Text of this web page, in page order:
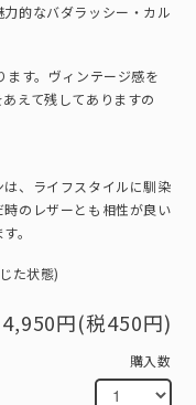
的なバダラッシー・カル
す。ヴィンテージ感を
えて残してありますの
、ライフスタイルに馴染
のレザーとも相性が良い
。
た状態)
4,950円(税450円)
購入数